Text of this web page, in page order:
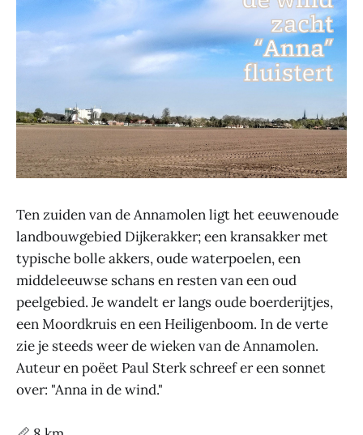
Ten zuiden van de Annamolen ligt het eeuwenoude
landbouwgebied Dijkerakker; een kransakker met
typische bolle akkers, oude waterpoelen, een
middeleeuwse schans en resten van een oud
peelgebied. Je wandelt er langs oude boerderijtjes,
een Moordkruis en een Heiligenboom. In de verte
zie je steeds weer de wieken van de Annamolen.
Auteur en poëet Paul Sterk schreef er een sonnet
over: "Anna in de wind."